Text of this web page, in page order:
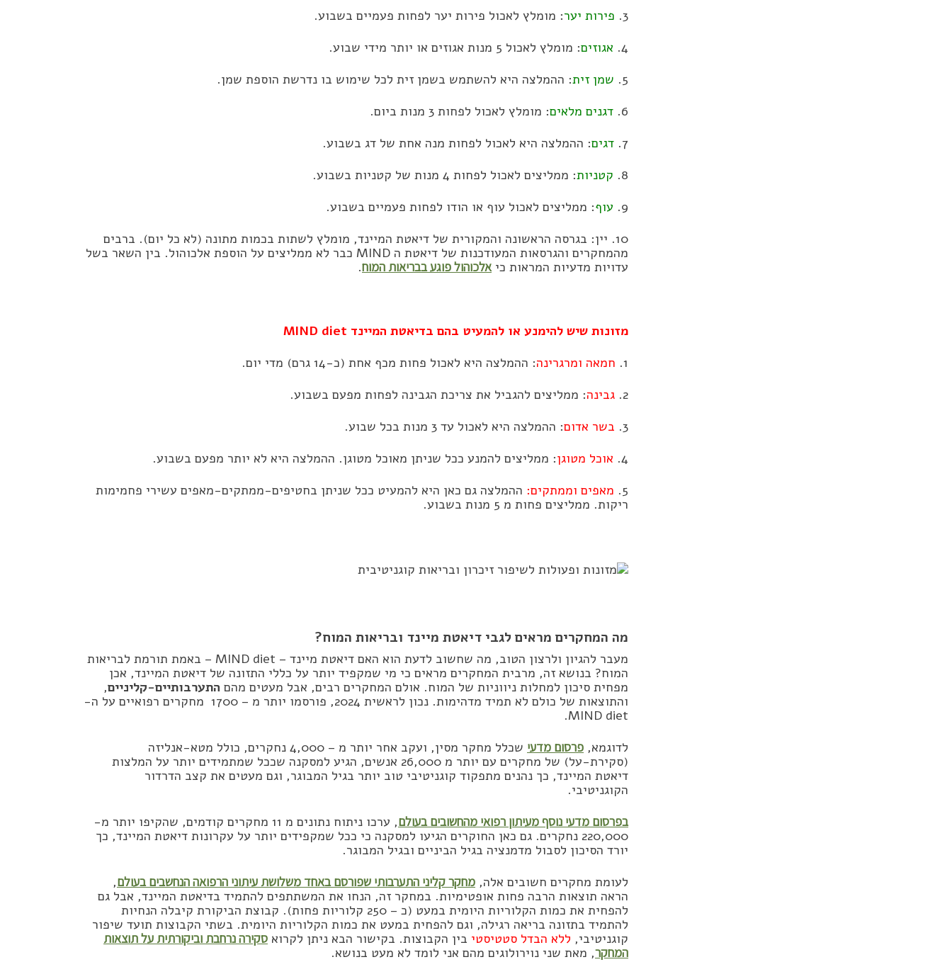
3. פירות יער: מומלץ לאכול פירות יער לפחות פעמיים בשבוע.
4. אגוזים: מומלץ לאכול 5 מנות אגוזים או יותר מידי שבוע.
5. שמן זית: ההמלצה היא להשתמש בשמן זית לכל שימוש בו נדרשת הוספת שמן.
6. דגנים מלאים: מומלץ לאכול לפחות 3 מנות ביום.
7. דגים: ההמלצה היא לאכול לפחות מנה אחת של דג בשבוע.
8. קטניות: ממליצים לאכול לפחות 4 מנות של קטניות בשבוע.
9. עוף: ממליצים לאכול עוף או הודו לפחות פעמיים בשבוע.
10. יין: בגרסה הראשונה והמקורית של דיאטת המיינד, מומלץ לשתות בכמות מתונה (לא כל יום). ברבים
מהמחקרים והגרסאות המעודכנות של דיאטת ה MIND כבר לא ממליצים על הוספת אלכוהול. בין השאר בשל
עדויות מדעיות המראות כיאלכוהול פוגע בבריאות המוח.
מזונות שיש להימנע או להמעיט בהם בדיאטת המיינד MIND diet
1. חמאה ומרגרינה: ההמלצה היא לאכול פחות מכף אחת (כ-14 גרם) מדי יום.
2. גבינה: ממליצים להגביל את צריכת הגבינה לפחות מפעם בשבוע.
3. בשר אדום: ההמלצה היא לאכול עד 3 מנות בכל שבוע.
4. אוכל מטוגן: ממליצים להמנע ככל שניתן מאוכל מטוגן. ההמלצה היא לא יותר מפעם בשבוע.
5. מאפים וממתקים: ההמלצה גם כאן היא להמעיט ככל שניתן בחטיפים-ממתקים-מאפים עשירי פחמימות
ריקות. ממליצים פחות מ 5 מנות בשבוע.
מה המחקרים מראים לגבי דיאטת מיינד ובריאות המוח?
מעבר להגיון ולרצון הטוב, מה שחשוב לדעת הוא האם דיאטת מיינד – MIND diet – באמת תורמת לבריאות
המוח? בנושא זה, מרבית המחקרים מראים כי מי שמקפיד יותר על כללי התזונה של דיאטת המיינד, אכן
מפחית סיכון למחלות ניווניות של המוח. אולם המחקרים רבים, אבל מעטים מהם התערבותיים-קליניים,
והתוצאות של כולם לא תמיד מדהימות. נכון לראשית 2024, פורסמו יותר מ – 1700 מחקרים רפואיים על ה-
MIND diet.
לדוגמא, פרסום מדעי
שכלל מחקר מסין, ועקב אחר יותר מ – 4,000 נחקרים, כולל מטא-אנליזה
(סקירת-על) של מחקרים עם יותר מ 26,000 אנשים, הגיע למסקנה שככל שמתמידים יותר על המלצות
דיאטת המיינד, כך נהנים מתפקוד קוגניטיבי טוב יותר בגיל המבוגר, וגם מעטים את קצב הדרדור
הקוגניטיבי.
בפרסום מדעי נוסף מעיתון רפואי מהחשובים בעולם
, ערכו ניתוח נתונים מ 11 מחקרים קודמים, שהקיפו יותר מ-
220,000 נחקרים. גם כאן החוקרים הגיעו למסקנה כי ככל שמקפידים יותר על עקרונות דיאטת המיינד, כך
יורד הסיכון לסבול מדמנציה בגיל הביניים ובגיל המבוגר.
לעומת מחקרים חשובים אלה, מחקר קליני התערבותי שפורסם באחד משלושת עיתוני הרפואה הנחשבים בעולם,
הראה תוצאות הרבה פחות אופטימיות. במחקר זה, הנחו את המשתתפים להתמיד בדיאטת המיינד, אבל גם
להפחית את כמות הקלוריות היומית במעט (כ – 250 קלוריות פחות). קבוצת הביקורת קיבלה הנחיות
להתמיד בתזונה בריאה רגילה, וגם להפחית במעט את כמות הקלוריות היומית. בשתי הקבוצות תועד שיפור
קוגניטיבי, ללא הבדל סטטיסטי בין הקבוצות. בקישור הבא ניתן לקרוא סקירה נרחבת וביקורתית על תוצאות
המחקר, מאת שני נוירולוגים מהם אני לומד לא מעט בנושא.